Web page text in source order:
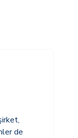
de